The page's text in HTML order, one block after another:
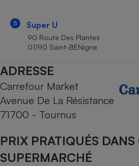
5 Super U
90 Route Des Plantes
01190 Saint-BÉNigne
ADRESSE
Carrefour Market
Avenue De La Résistance
71700 - Tournus
PRIX PRATIQUÉS DANS
SUPERMARCHÉ